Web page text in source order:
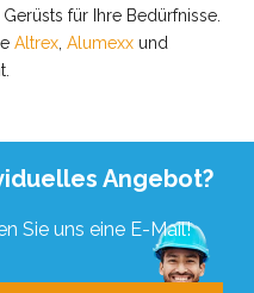
für Ihre Bedürfnisse.
Altrex Alumexx und
Angebot?
Sie uns eine E-Mail!